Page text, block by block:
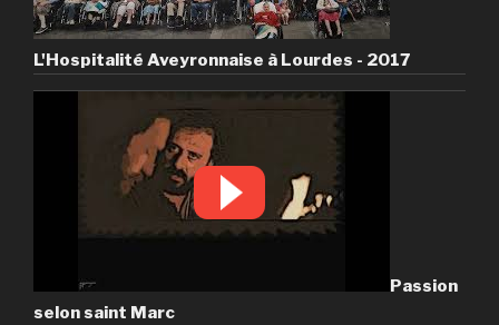
L'Hospitalité Aveyronnaise à Lourdes - 2017
Passion
selon saint Marc